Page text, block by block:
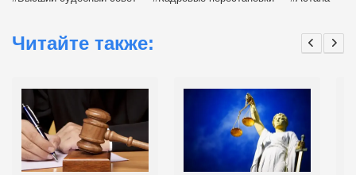
Читайте также: